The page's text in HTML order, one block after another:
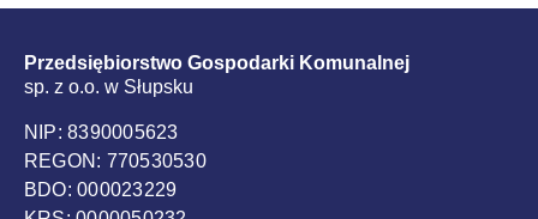
Przedsiębiorstwo Gospodarki Komunalnej
sp. z o.o. w Słupsku
NIP: 8390005623
REGON: 770530530
BDO: 000023229